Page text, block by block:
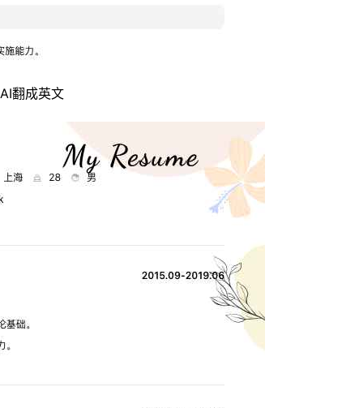
AI翻成英文